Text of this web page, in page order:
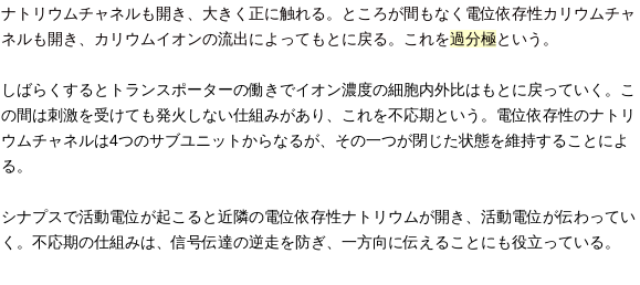
ナトリウムチャネルも開き、大きく正に触れる。ところが間もなく電位依存性カリウムチャ
ネルも開き、カリウムイオンの流出によってもとに戻る。これを過分極という。
しばらくするとトランスポーターの働きでイオン濃度の細胞内外比はもとに戻っていく。こ
の間は刺激を受けても発火しない仕組みがあり、これを不応期という。電位依存性のナトリ
ウムチャネルは4つのサブユニットからなるが、その一つが閉じた状態を維持することによ
る。
シナプスで活動電位が起こると近隣の電位依存性ナトリウムが開き、活動電位が伝わってい
く。不応期の仕組みは、信号伝達の逆走を防ぎ、一方向に伝えることにも役立っている。